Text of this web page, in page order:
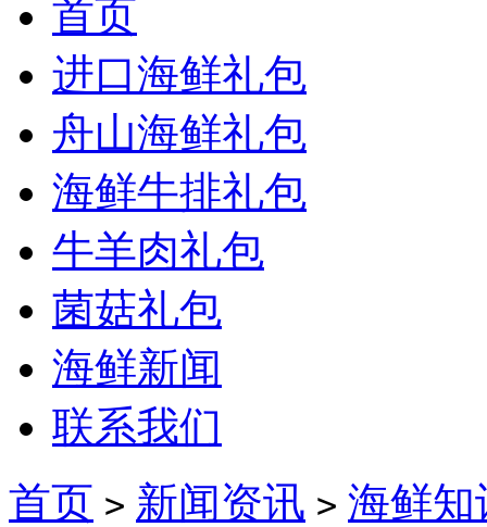
首页
进口海鲜礼包
舟山海鲜礼包
海鲜牛排礼包
牛羊肉礼包
菌菇礼包
海鲜新闻
联系我们
首页 > 新闻资讯 > 海鲜知